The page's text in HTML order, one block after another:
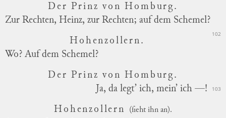
Der Prinz von Homburg.
Zur Rechten, Heinz, zur Rechten; auf dem Schemel?
102
Hohenzollern.
Wo? Auf dem Schemel?
Der Prinz von Homburg.
Ja, da legt’ ich, mein’ ich —!
103
Hohenzollern (ſieht ihn an).